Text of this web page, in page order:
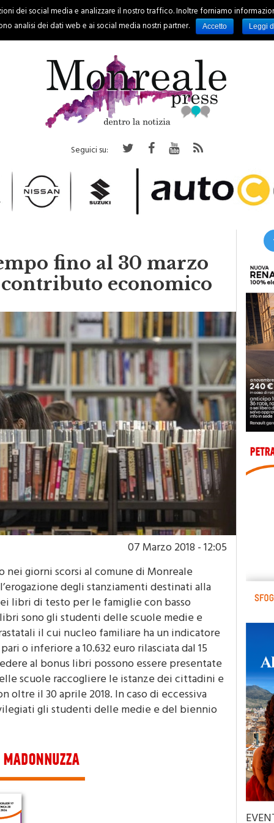
PALERMO REGIONE EVENTI RUBRICHE SPORT
Seguici su:
fino al 30 marzo
economico
07 Marzo 2018 - 12:05
nei giorni scorsi al comune di Monreale
degli stanziamenti destinati alla
libri di testo per le famiglie con basso
sono gli studenti delle scuole medie e
il cui nucleo familiare ha un indicatore
o inferiore a 10.632 euro rilasciata dal 15
al bonus libri possono essere presentate
scuole raccogliere le istanze dei cittadini e
il 30 aprile 2018. In caso di eccessiva
gli studenti delle medie e del biennio
dei social media e analizzare il nostro traffico. Inoltre forniamo
analisi dei dati web e ai social media nostri partner.
Accetto Leggi